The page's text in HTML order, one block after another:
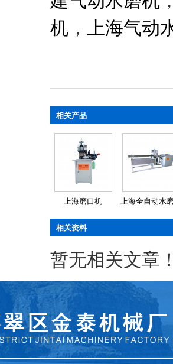
机 ， 上海气动
相关产品
上海磨口机 上海全自动水
相关资料
暂无相关文章